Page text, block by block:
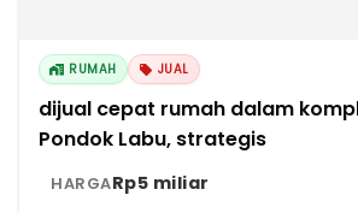
RUMAH JUAL
dijual cepat rumah dalam
Pondok Labu, strategis
HARGARp5 miliar